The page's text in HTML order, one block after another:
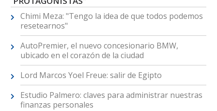
Chimi Meza: "Tengo la idea de que todos podemos
resetearnos"
AutoPremier, el nuevo concesionario BMW,
ubicado en el corazón de la ciudad
Lord Marcos Yoel Freue: salir de Egipto
Estudio Palmero: claves para administrar nuestras
finanzas personales